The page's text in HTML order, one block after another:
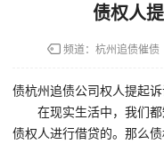
债权人
频道： 杭州追债催债
债杭州追债公司权人提起
在现实生活中，我们都
债权人进行借贷的。那么